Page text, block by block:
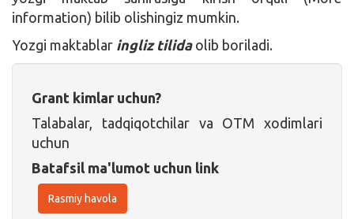
information) bilib olishingiz mumkin.
Yozgi maktablar ingliz tilidaolib boriladi.
Grant kimlar uchun?
Talabalar, tadqiqotchilar va OTM xodimlari
uchun
Batafsil ma'lumot uchun link
Rasmiy havola